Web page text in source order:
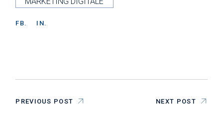
FB. IN.
PREVIOUS POST NEXT POST